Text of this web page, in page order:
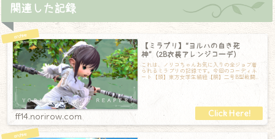
関連した記録
【ミラプリ】“ヨルハの白き死
神”（2B衣装アレンジコーデ）
これは、ノリコちゃんお気に入りの全ジョブ着
られるミラプリの記録です。今回のコーディネ
ート【頭】東方女学生絹紐【胴】二号B型戦闘服
【手】ブラックボゾム・ドレスグローブ【脚
ff14.norirow.com